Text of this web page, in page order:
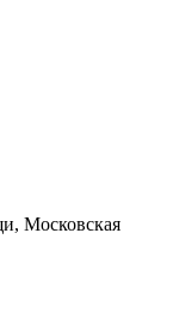
Московская